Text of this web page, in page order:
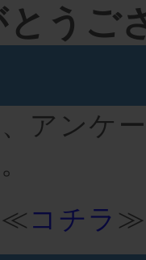
うご
アンケ
≪コチラ ≫